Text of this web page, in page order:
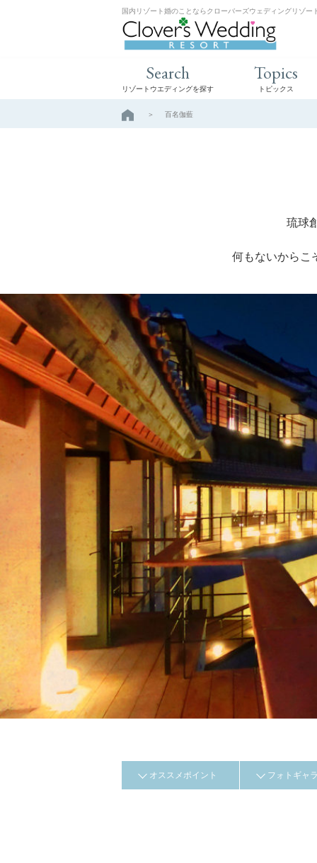
国内リゾート婚のことならクローバーズウェディングリゾー
Search
リゾートウエディングを探す
Topics
トピックス
百名伽藍
琉球
何もないからこ
オススメポイント フォトギャ